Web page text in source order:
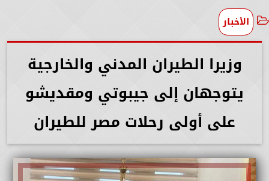
الأخبار
وزيرا الطيران المدني والخارجية
يتوجهان إلى جيبوتي ومقديشو
على أولى رحلات مصر للطيران